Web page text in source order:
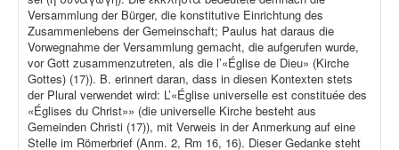
Versammlung der Bürger, die konstitutive Einrichtung des
Zusammenlebens der Gemeinschaft; Paulus hat daraus die
Vorwegnahme der Versammlung gemacht, die aufgerufen wurde,
vor Gott zusammenzutreten, als die l’«Église de Dieu» (Kirche
Gottes) (17)). B. erinnert daran, dass in diesen Kontexten stets
der Plural verwendet wird: L’«Église universelle est constituée des
«Églises du Christ»» (die universelle Kirche besteht aus
Gemeinden Christi (17)), mit Verweis in der Anmerkung auf eine
Stelle im Römerbrief (Anm. 2, Rm 16, 16). Dieser Gedanke steht